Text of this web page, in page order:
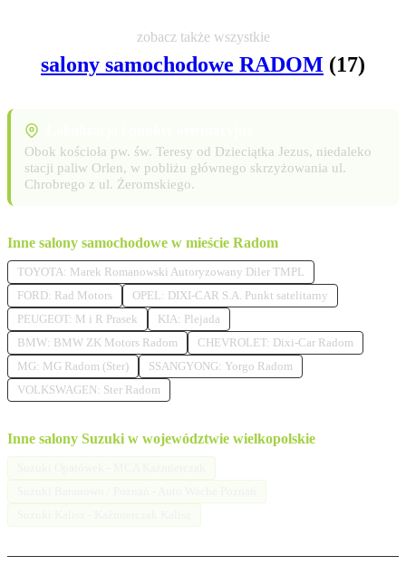
zobacz także wszystkie
salony samochodowe RADOM (17)
Obok kościoła pw. św. Teresy od Dzieciątka Jezus, niedaleko
stacji paliw Orlen, w pobliżu głównego skrzyżowania ul.
Chrobrego z ul. Żeromskiego.
Inne salony samochodowe w mieście Radom
TOYOTA: Marek Romanowski Autoryzowany Diler TMPL
FORD: Rad Motors
OPEL: DIXI-CAR S.A. Punkt satelitarny
PEUGEOT: M i R Prasek
KIA: Plejada
BMW: BMW ZK Motors Radom
CHEVROLET: Dixi-Car Radom
MG: MG Radom (Ster)
SSANGYONG: Yorgo Radom
VOLKSWAGEN: Ster Radom
Inne salony Suzuki w województwie wielkopolskie